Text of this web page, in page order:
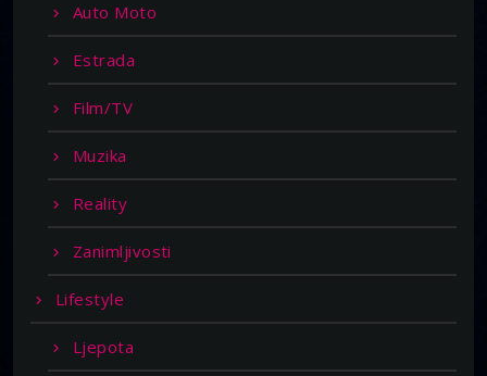
Auto Moto
Estrada
Film/TV
Muzika
Reality
Zanimljivosti
Lifestyle
Ljepota